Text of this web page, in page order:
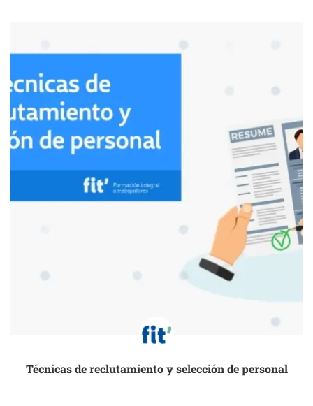
Técnicas de reclutamiento y selección de personal